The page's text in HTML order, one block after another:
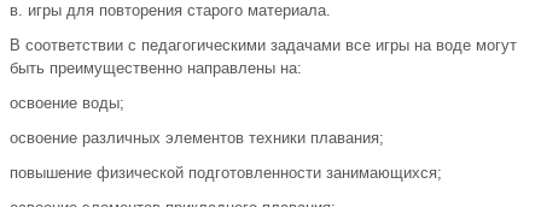
в. игры для повторения старого материала.
В соответствии с педагогическими задачами все игры на воде могут
быть преимущественно направлены на:
освоение воды;
освоение различных элементов техники плавания;
повышение физической подготовленности занимающихся;